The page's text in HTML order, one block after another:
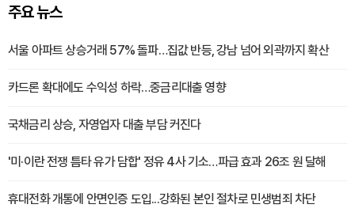
주요 뉴스
서울 아파트 상승거래 57% 돌파…집값 반등, 강남 넘어 외곽까지 확산
카드론 확대에도 수익성 하락…중금리대출 영향
국채금리 상승, 자영업자 대출 부담 커진다
'미·이란 전쟁 틈타 유가 담합' 정유 4사 기소…파급 효과 26조 원 달해
휴대전화 개통에 안면인증 도입...강화된 본인 절차로 민생범죄 차단